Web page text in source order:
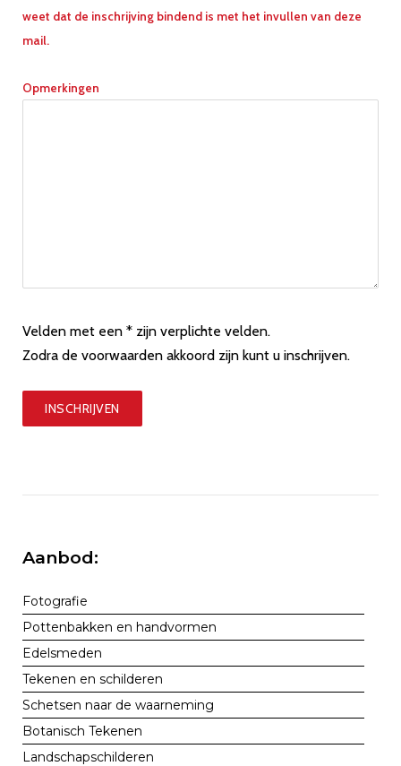
weet dat de inschrijving bindend is met het invullen van deze
mail.
Opmerkingen
Velden met een * zijn verplichte velden.
Zodra de voorwaarden akkoord zijn kunt u inschrijven.
Aanbod:
Fotografie
Pottenbakken en handvormen
Edelsmeden
Tekenen en schilderen
Schetsen naar de waarneming
Botanisch Tekenen
Landschapschilderen